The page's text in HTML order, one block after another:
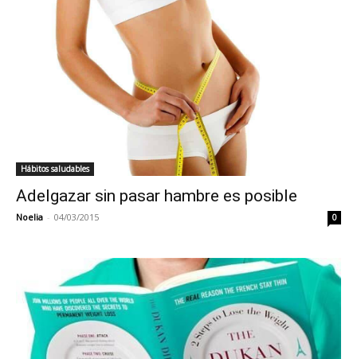
Hábitos saludables
Adelgazar sin pasar hambre es posible
Noelia - 04/03/2015 0